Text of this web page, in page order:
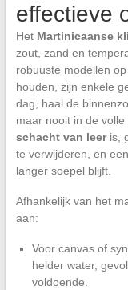
effectieve
Het Martinicaanse
zout, zand en
robuuste modellen
houden, zijn enkele
dag, haal de
maar nooit in de
schacht van leeris,
te verwijderen, en
langer soepel blijft.
Afhankelijk van het
aan:
Voor canvas of
helder water,
voldoende.